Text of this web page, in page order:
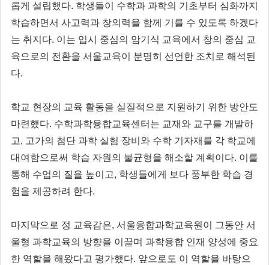
롭게 설립했다. 학생들이 수학과 과학의 기초부터 심화까지
학습하면서 사고력과 창의력을 함께 기를 수 있도록 하겠다
는 취지다. 이는 입시 중심의 암기식 교육에서 창의 중심 교
육으로의 전환을 서울교육이 분명히 선언한 조치로 해석된
다.
학교 현장의 교육 활동을 실질적으로 지원하기 위한 방안도
마련했다. 수학과학융합교육센터는 교재와 교구를 개발하
고, 고가의 첨단 과학 실험 장비와 수학 기자재를 각 학교에
대여함으로써 학습 자원의 불균형을 해소할 계획이다. 이를
통해 수업의 질을 높이고, 학생들에게 보다 풍부한 학습 경
험을 제공하려 한다.
마지막으로 정 교육감은, 서울융합과학교육원이 그동안 서
울형 과학교육의 방향을 이끌며 과학융합 인재 양성에 중요
한 역할을 해왔다고 평가했다. 앞으로도 이 역할을 바탕으